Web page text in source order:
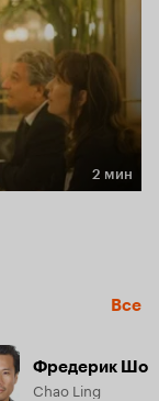
2 мин
Все
Фредерик Шо
Chao Ling